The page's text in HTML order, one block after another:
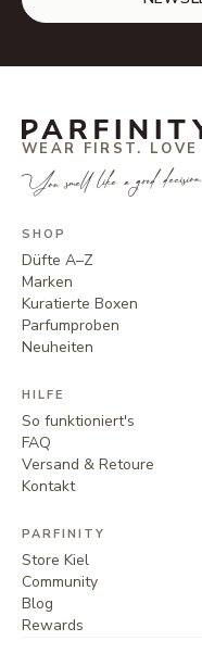
WEAR FIRST. LOVE
You smell like a good decision.
SHOP
Düfte A–Z
Marken
Kuratierte Boxen
Parfumproben
Neuheiten
HILFE
So funktioniert's
FAQ
Versand & Retoure
Kontakt
PARFINITY
Store Kiel
Community
Blog
Rewards